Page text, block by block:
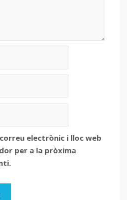
electrònic i lloc web
per a la pròxima